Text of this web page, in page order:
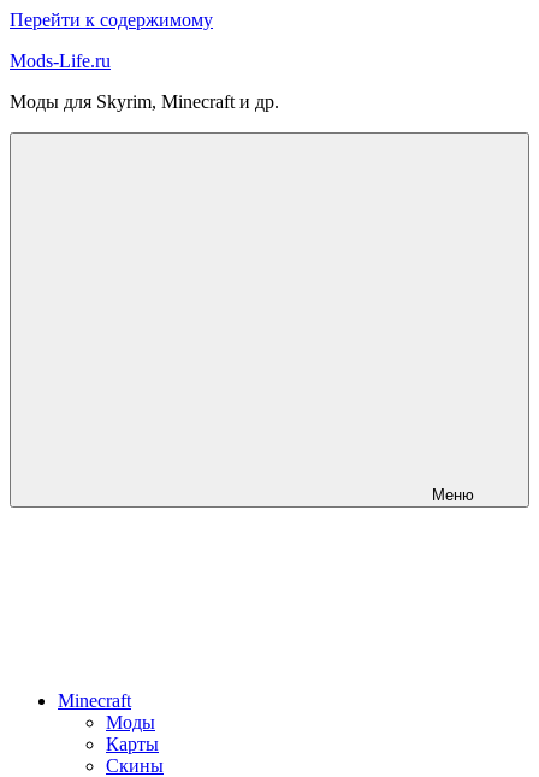
Перейти к содержимому
Mods-Life.ru
Моды для Skyrim, Minecraft и др.
Меню
Minecraft
Моды
Карты
Скины